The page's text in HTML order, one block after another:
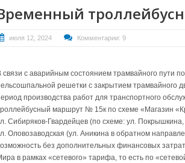
июля 12, 2024 Комментарии: 9
связи с аварийным состоянием трамвайного пути
решетки с закрытием трамвайного
производства работ для транспортного
маршрут № 15к по схеме «Магазин
Сибиряков-Гвардейцев (по схеме: ул.
Оловозаводская (ул. Аникина в обратном
без дополнительных финансовых
в рамках «сетевого» тарифа, то есть по